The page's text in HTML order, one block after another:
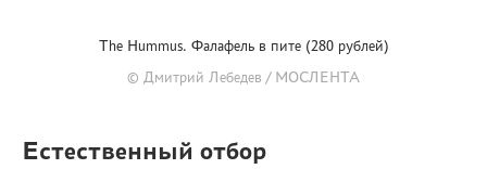
The Hummus. Фалафель в пите (280 рублей)
© Дмитрий Лебедев / МОСЛЕНТА
Естественный отбор